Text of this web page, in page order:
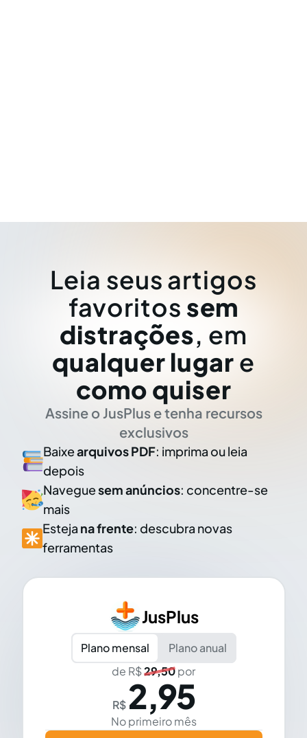
Leia seus artigos
favoritos sem
distrações, em
qualquer lugar e
como quiser
Assine o JusPlus e tenha recursos
exclusivos
Baixearquivos PDF: imprima ou leia
depois
Naveguesem anúncios: concentre-se
mais
Esteja na frente: descubra novas
ferramentas
JusPlus
Plano mensal
Plano anual
de R$29,50por
R$ 2,95
No primeiro mês